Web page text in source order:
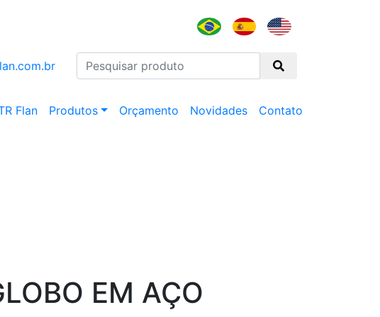
Flan Produtos Orçamento Novidades Contato
EM AÇO